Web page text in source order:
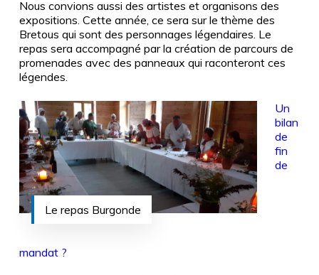
Nous convions aussi des artistes et organisons des
expositions. Cette année, ce sera sur le thème des
Bretous qui sont des personnages légendaires. Le
repas sera accompagné par la création de parcours de
promenades avec des panneaux qui raconteront ces
légendes.
Le repas Burgonde
Un
bilan
de
fin
de
mandat ?